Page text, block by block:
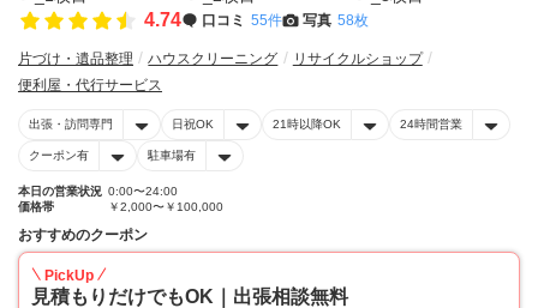
4.74 口コミ 55件 写真 58枚
片づけ・遺品整理 ハウスクリーニング
リサイクルショップ
便利屋・代行サービス
出張・訪問専門 日祝OK 21時以降OK 24時間営業
クーポン有 駐車場有
本日の営業状況 0:00〜24:00
価格帯
￥2,000〜￥100,000
おすすめのクーポン
PickUp
見積もりだけでもOK｜出張相談無料